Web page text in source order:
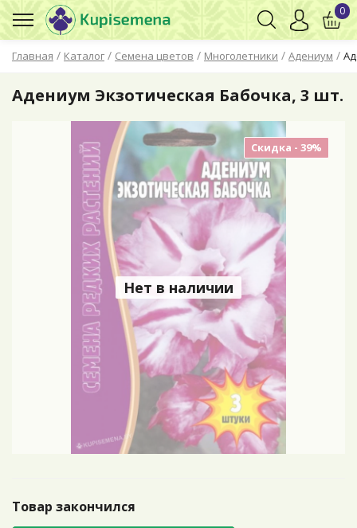
Главная / Каталог / Семена цветов / Многолетники / Адениум /
0
Адениум Экзотическая Бабочка, 3 шт.
Скидка - 39%
Нет в наличии
Товар закончился